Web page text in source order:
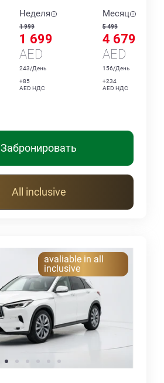
Неделя
1 999
1 699
AED
243/День
+85
AED НДС
Месяц
5 499
4 679
AED
156/День
+234
AED НДС
Забронировать
All inclusive
avaliable in all
inclusive